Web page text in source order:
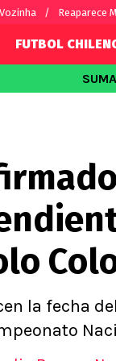
Reaparece
por el mundo
FUTBOL
la fecha